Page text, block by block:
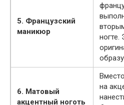
5. Французский
маникюр
ногте.
6. Матовый
акцентный ноготь
на